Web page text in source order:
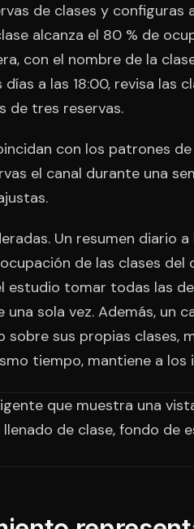
de clases y configuras
alcanza el 80 % de
con el nombre de la
a las 18:00, revisa las
de tres reservas.
con los patrones
el canal durante una
Un resumen diario a
de las clases del
tomar todas las
sola vez. Además, un
sus propias clases,
tiempo, mantiene a